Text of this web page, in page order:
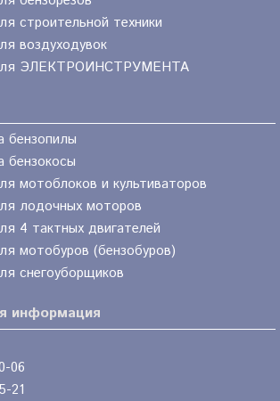
строительной техники
воздуходувок
ЭЛЕКТРОИНСТРУМЕНТА
бензопилы
бензокосы
мотоблоков и культиваторов
лодочных моторов
4 тактных двигателей
мотобуров (бензобуров)
снегоуборщиков
информация
06
21